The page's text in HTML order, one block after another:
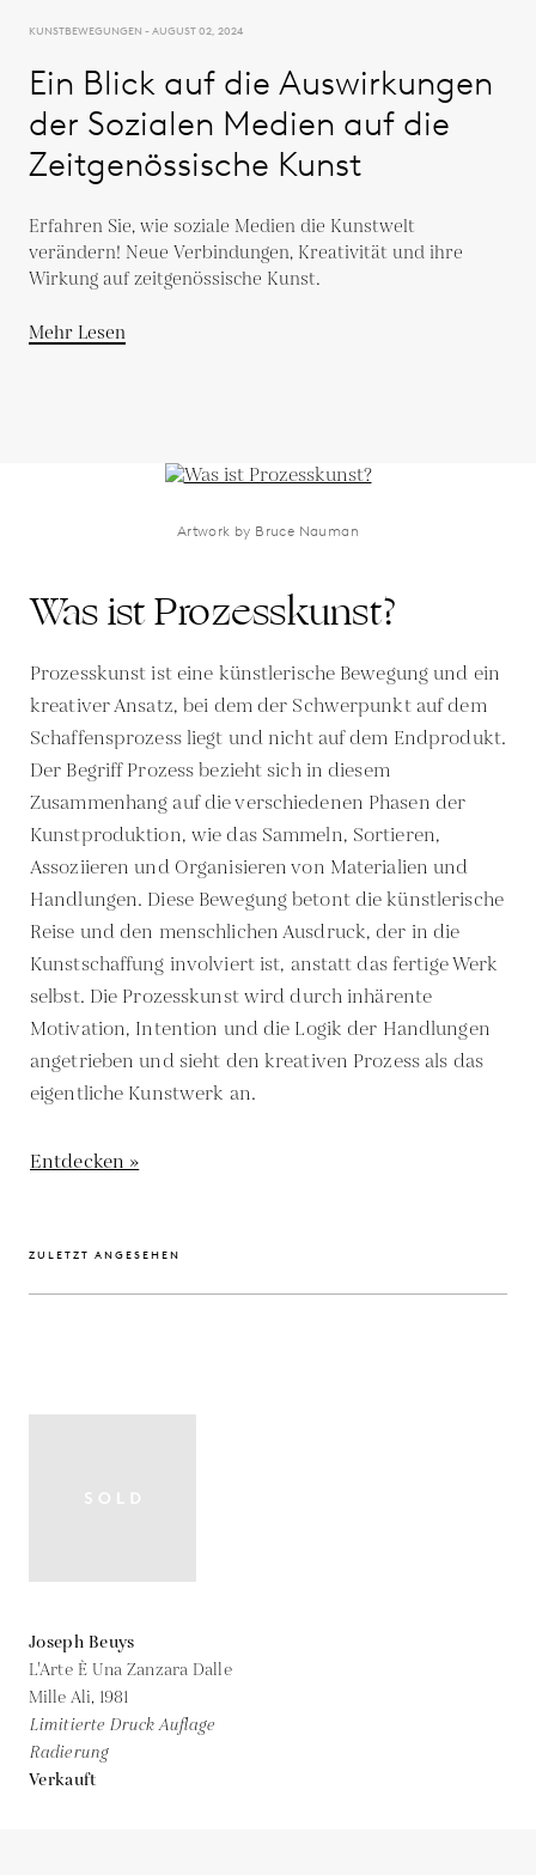
KUNSTBEWEGUNGEN - AUGUST 02, 2024
Ein Blick auf die Auswirkungen
der Sozialen Medien auf die
Zeitgenössische Kunst
Erfahren Sie, wie soziale Medien die Kunstwelt
verändern! Neue Verbindungen, Kreativität und ihre
Wirkung auf zeitgenössische Kunst.
Mehr Lesen
Artwork by Bruce Nauman
Was ist Prozesskunst?
Prozesskunst ist eine künstlerische Bewegung und ein
kreativer Ansatz, bei dem der Schwerpunkt auf dem
Schaffensprozess liegt und nicht auf dem Endprodukt.
Der Begriff Prozess bezieht sich in diesem
Zusammenhang auf die verschiedenen Phasen der
Kunstproduktion, wie das Sammeln, Sortieren,
Assoziieren und Organisieren von Materialien und
Handlungen. Diese Bewegung betont die künstlerische
Reise und den menschlichen Ausdruck, der in die
Kunstschaffung involviert ist, anstatt das fertige Werk
selbst. Die Prozesskunst wird durch inhärente
Motivation, Intention und die Logik der Handlungen
angetrieben und sieht den kreativen Prozess als das
eigentliche Kunstwerk an.
Entdecken »
ZULETZT ANGESEHEN
Joseph Beuys
L'Arte È Una Zanzara Dalle
Mille Ali, 1981
Limitierte Druck Auflage
Radierung
Verkauft